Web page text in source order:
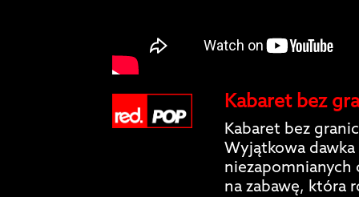
Kabaret bez
Kabaret bez
Wyjątkowa
na zabawę, która